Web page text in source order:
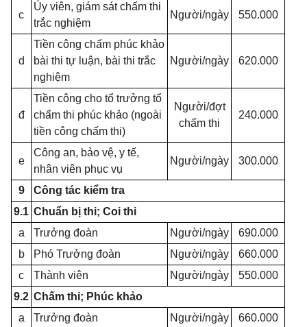
c
Ủy viên, giám sát chấm thi
trắc nghiệm
Người/ngày 550.000
d
Tiền công chấm phúc khảo
bài thi tự luận, bài thi trắc
nghiệm
Người/ngày 620.000
đ
Tiền công cho tổ trưởng tổ
chấm thi phúc khảo (ngoài
tiền công chấm thi)
Người/đợt
chấm thi
240.000
e
Công an, bảo vệ, y tế,
nhân viên phục vụ
Người/ngày 300.000
9
Công tác kiểm tra
9.1 Chuẩn bị thi; Coi thi
a
Trưởng đoàn Người/ngày
690.000
b
Phó Trưởng đoàn Người/ngày
660.000
c
Thành viên Người/ngày
550.000
9.2 Chấm thi; Phúc khảo
a
Trưởng đoàn Người/ngày
660.000